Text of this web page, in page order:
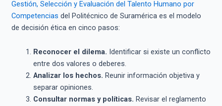
Gestión, Selección y Evaluación del Talento Humano por
Competencias del Politécnico de Suramérica es el modelo
de decisión ética en cinco pasos:
Reconocer el dilema. Identificar si existe un conflicto
entre dos valores o deberes.
Analizar los hechos. Reunir información objetiva y
separar opiniones.
Consultar normas y políticas. Revisar el reglamento